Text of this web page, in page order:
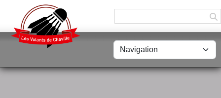
Panneau de gestion des cookies